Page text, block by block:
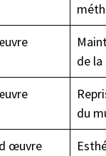
de
du
œuvre